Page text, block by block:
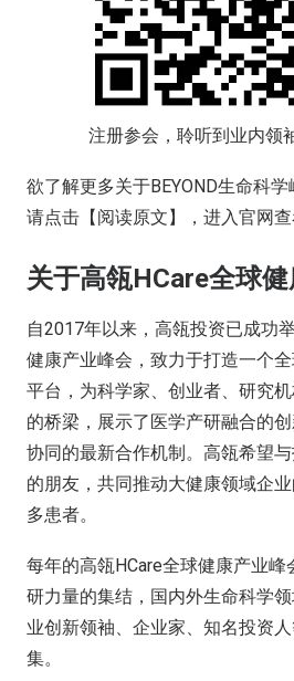
注册参会，聆听到业内领
欲了解更多关于BEYOND生命科
请点击【阅读原文】，进入官网查
关于高瓴HCare全球
自2017年以来，高瓴投资已成功
健康产业峰会，致力于打造一个
平台，为科学家、创业者、研究
的桥梁，展示了医学产研融合的
协同的最新合作机制。高瓴希望
的朋友，共同推动大健康领域企
多患者。
每年的高瓴HCare全球健康产业
研力量的集结，国内外生命科学
业创新领袖、企业家、知名投资
集。